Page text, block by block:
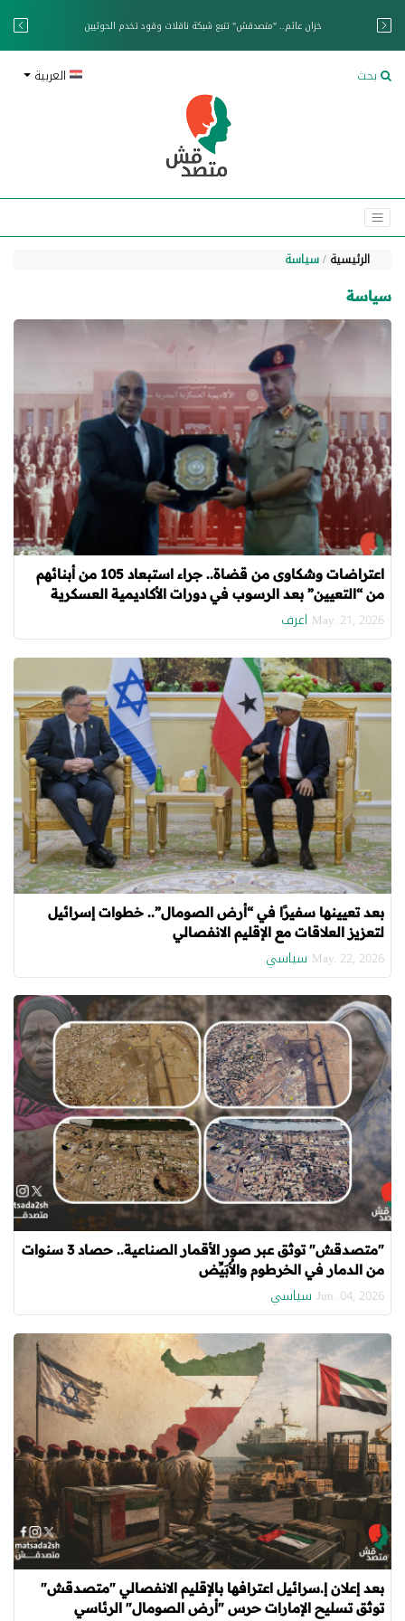
خزان عائم.. "متصدقش" تتبع شبكة ناقلات وقود تخدم الحوثيين
بحث العربية
الرئيسية سياسة
سياسة
اعتراضات وشكاوى من قضاة.. جراء استبعاد 105 من أبنائهم
من “التعيين” بعد الرسوب في دورات الأكاديمية العسكرية
May. 21, 2026 اعرف
بعد تعيينها سفيرًا في “أرض الصومال”.. خطوات إسرائيل
لتعزيز العلاقات مع الإقليم الانفصالي
May. 22, 2026 سياسي
"متصدقش" توثق عبر صور الأقمار الصناعية.. حصاد 3 سنوات
من الدمار في الخرطوم والأُبَيِّض
Jun. 04, 2026 سياسي
بعد إعلان إ.سرائيل اعترافها بالإقليم الانفصالي "متصدقش"
توثق تسليح الإمارات حرس "أرض الصومال" الرئاسي